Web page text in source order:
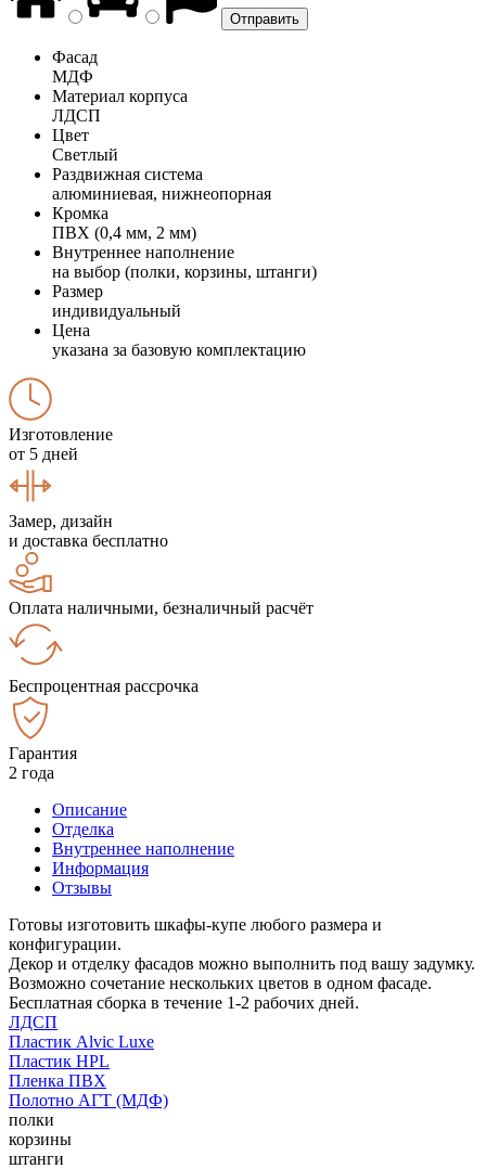
Фасад
МДФ
Материал корпуса
ЛДСП
Цвет
Светлый
Раздвижная система
алюминиевая, нижнеопорная
Кромка
ПВХ (0,4 мм, 2 мм)
Внутреннее наполнение
на выбор (полки, корзины, штанги)
Размер
индивидуальный
Цена
указана за базовую комплектацию
Изготовление
от 5 дней
Замер, дизайн
и доставка бесплатно
Оплата наличными, безналичный расчёт
Беспроцентная рассрочка
Гарантия
2 года
Описание
Отделка
Внутреннее наполнение
Информация
Отзывы
Готовы изготовить шкафы-купе любого размера и
конфигурации.
Декор и отделку фасадов можно выполнить под вашу задумку.
Возможно сочетание нескольких цветов в одном фасаде.
Бесплатная сборка в течение 1-2 рабочих дней.
ЛДСП
Пластик Alvic Luxe
Пластик HPL
Пленка ПВХ
Полотно АГТ (МДФ)
полки
корзины
штанги